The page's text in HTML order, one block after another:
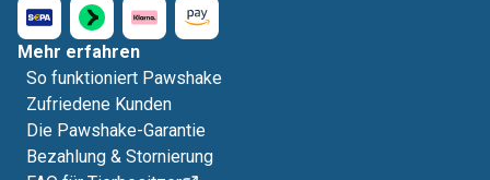
Mehr erfahren
So funktioniert Pawshake
Zufriedene Kunden
Die Pawshake-Garantie
Bezahlung & Stornierung